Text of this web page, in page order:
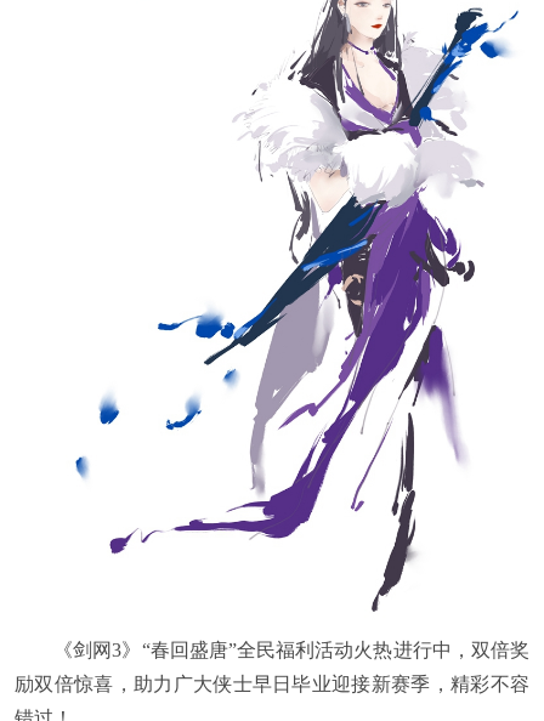
《剑网3》“春回盛唐”全民福利活动火热进行中，双倍奖
励双倍惊喜，助力广大侠士早日毕业迎接新赛季，精彩不容